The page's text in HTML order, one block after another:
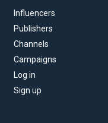
Influencers
Publishers
Channels
Campaigns
Log in
Sign up